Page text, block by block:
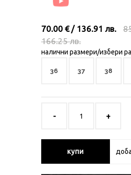
70.00 € / 136.91 лв.
166.25 лв.
налични размери/избери
36 37 38
купи